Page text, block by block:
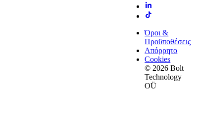
Όροι &
Προϋποθέσεις
Απόρρητο
Cookies
© 2026 Bolt
Technology
OÜ